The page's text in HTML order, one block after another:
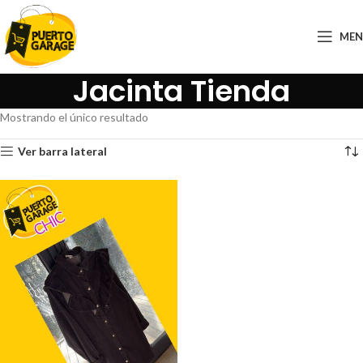
Jacinta Tienda
Mostrando el único resultado
Ver barra lateral